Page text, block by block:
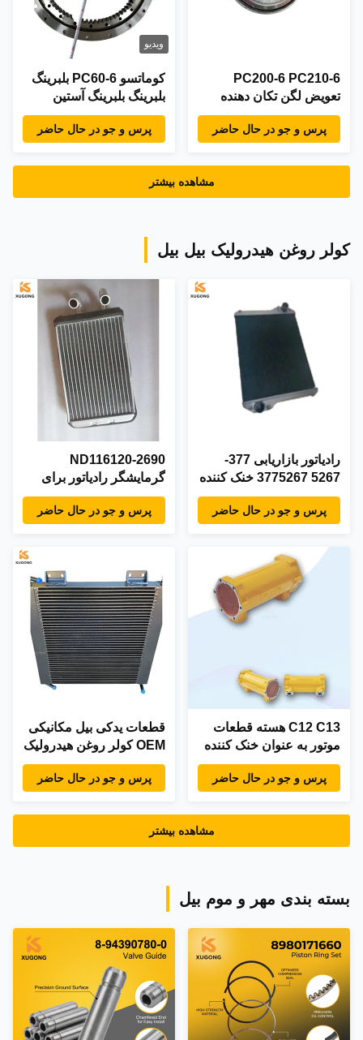
PC200-6 PC210-6
تعویض لگن تکان دهنده
حفاری 20Y-25-21100
لگن چرخ دار
پرس و جو در حال حاضر
ویدیو
کوماتسو PC60-6 بلبرینگ
بلبرینگ بلبرینگ آستین
پرس و جو در حال حاضر
مشاهده بیشتر
کولر روغن هیدرولیک بیل بیل
رادیاتور بازاريابی 377-
5267 3775267 خنک کننده
روغن رادیاتور آلومینیوم
گروه رادیاتور
پرس و جو در حال حاضر
ND116120-2690
گرمایشگر رادیاتور برای
Komatsu WA500-3
پرس و جو در حال حاضر
C12 C13 هسته قطعات
موتور به عنوان خنک کننده
روغن 1873522 1873523
برای بارگذاری چرخ 966H
آلات
پرس و جو در حال حاضر
قطعات یدکی بیل مکانیکی
OEM کولر روغن هیدرولیک
لودر 30925615 برای JCB
30/925615
پرس و جو در حال حاضر
مشاهده بیشتر
بسته بندی مهر و موم بیل